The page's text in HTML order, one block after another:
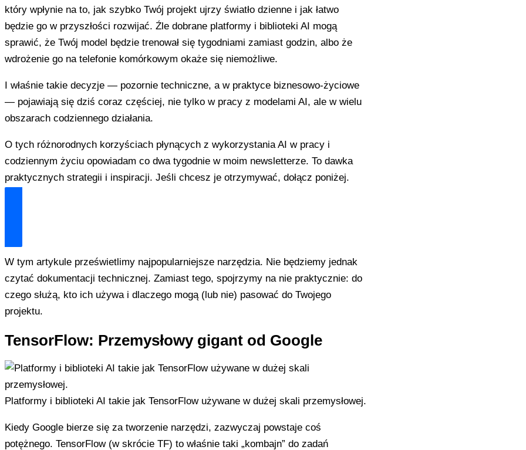
który wpłynie na to, jak szybko Twój projekt ujrzy światło dzienne i jak łatwo
będzie go w przyszłości rozwijać. Źle dobrane platformy i biblioteki AI mogą
sprawić, że Twój model będzie trenował się tygodniami zamiast godzin, albo że
wdrożenie go na telefonie komórkowym okaże się niemożliwe.
I właśnie takie decyzje — pozornie techniczne, a w praktyce biznesowo-życiowe
— pojawiają się dziś coraz częściej, nie tylko w pracy z modelami AI, ale w wielu
obszarach codziennego działania.
O tych różnorodnych korzyściach płynących z wykorzystania AI w pracy i
codziennym życiu opowiadam co dwa tygodnie w moim newsletterze. To dawka
praktycznych strategii i inspiracji. Jeśli chcesz je otrzymywać, dołącz poniżej.
W tym artykule prześwietlimy najpopularniejsze narzędzia. Nie będziemy jednak
czytać dokumentacji technicznej. Zamiast tego, spojrzymy na nie praktycznie: do
czego służą, kto ich używa i dlaczego mogą (lub nie) pasować do Twojego
projektu.
TensorFlow: Przemysłowy gigant od Google
Platformy i biblioteki AI takie jak TensorFlow używane w dużej skali przemysłowej.
Kiedy Google bierze się za tworzenie narzędzi, zazwyczaj powstaje coś
potężnego. TensorFlow (w skrócie TF) to właśnie taki „kombajn” do zadań